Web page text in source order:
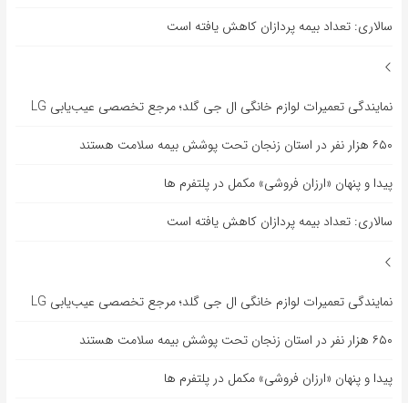
سالاری: تعداد بیمه پردازان کاهش یافته است
نمایندگی تعمیرات لوازم خانگی ال جی گلد؛ مرجع تخصصی عیب‌یابی LG
۶۵۰ هزار نفر در استان زنجان تحت پوشش بیمه سلامت هستند
پیدا و پنهان «ارزان فروشی» مکمل در پلتفرم ها
سالاری: تعداد بیمه پردازان کاهش یافته است
نمایندگی تعمیرات لوازم خانگی ال جی گلد؛ مرجع تخصصی عیب‌یابی LG
۶۵۰ هزار نفر در استان زنجان تحت پوشش بیمه سلامت هستند
پیدا و پنهان «ارزان فروشی» مکمل در پلتفرم ها